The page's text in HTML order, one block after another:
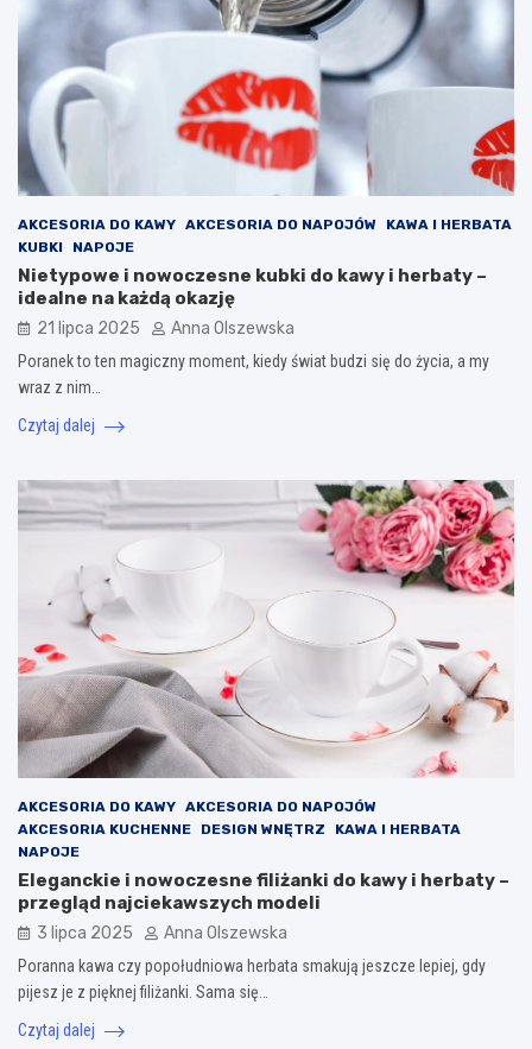
AKCESORIA DO KAWY AKCESORIA DO NAPOJÓW
KAWA I HERBATA
KUBKI
NAPOJE
Nietypowe i nowoczesne kubki do kawy i herbaty –
idealne na każdą okazję
21 lipca 2025 Anna Olszewska
Poranek to ten magiczny moment, kiedy świat budzi się do życia, a my
wraz z nim…
Czytaj dalej
AKCESORIA DO KAWY AKCESORIA DO NAPOJÓW
AKCESORIA KUCHENNE
DESIGN WNĘTRZ
KAWA I HERBATA
NAPOJE
Eleganckie i nowoczesne filiżanki do kawy i herbaty –
przegląd najciekawszych modeli
3 lipca 2025 Anna Olszewska
Poranna kawa czy popołudniowa herbata smakują jeszcze lepiej, gdy
pijesz je z pięknej filiżanki. Sama się…
Czytaj dalej